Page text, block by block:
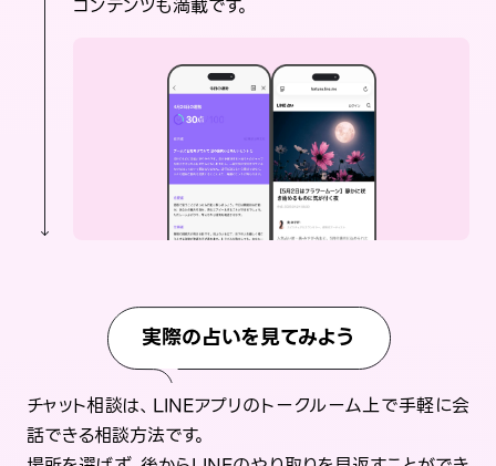
コンテンツも満載です。
実際の占いを見てみよう
チャット相談は、LINEアプリのトークルーム上で手軽に会
話できる相談方法です。